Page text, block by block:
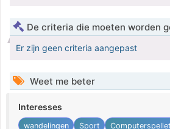
De criteria die moeten worden
Er zijn geen criteria aangepast
Weet me beter
Interesses
wandelingen Sport